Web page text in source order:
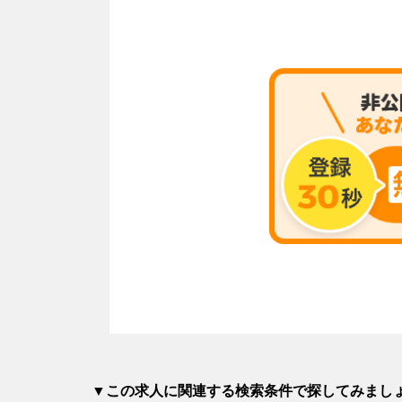
▼この求人に関連する検索条件で探してみまし